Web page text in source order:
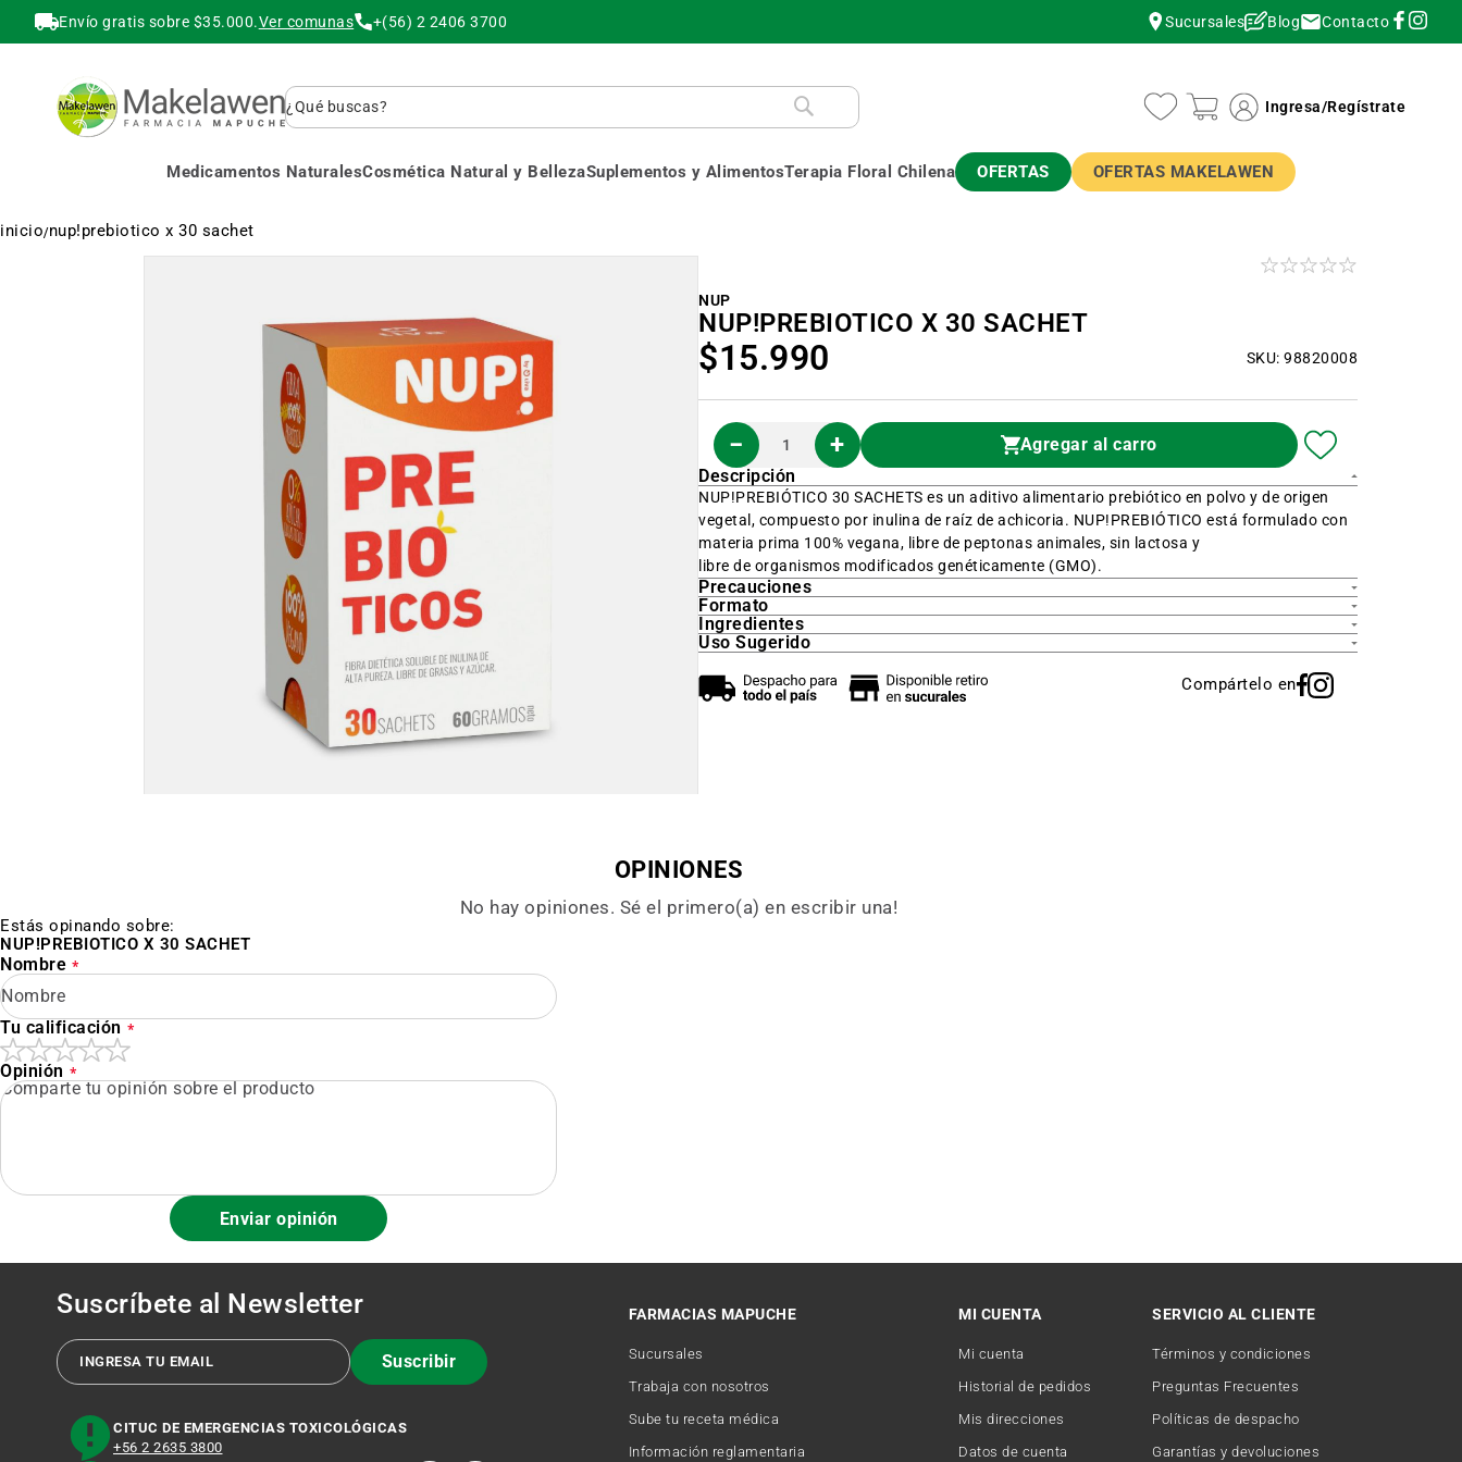
Envío gratis sobre $35.000.Ver comunas +(56) 2 2406 3700 Sucursales Blog Contacto
Buscar
Ingresa/Regístrate
Medicamentos NaturalesCosmética Natural y BellezaSuplementos y AlimentosTerapia Floral Chilena OFERTAS OFERTAS MAKELAWEN
inicio nup!prebiotico x 30 sachet
NUP
$15.990 SKU: 98820008
NUP!PREBIOTICO X 30 SACHET
Agregar al carro
Descripción
NUP!PREBIÓTICO 30 SACHETS es un aditivo alimentario prebiótico en polvo y de origen
vegetal, compuesto por inulina de raíz de achicoria. NUP!PREBIÓTICO está formulado con
materia prima 100% vegana, libre de peptonas animales, sin lactosa y
libre de organismos modificados genéticamente (GMO).
Precauciones
Formato
Ingredientes
Uso Sugerido
Compártelo en
OPINIONES
No hay opiniones. Sé el primero(a) en escribir una!
Estás opinando sobre:
NUP!PREBIOTICO X 30 SACHET
Nombre
Tu calificación
Opinión
Enviar opinión
Suscríbete al Newsletter
Suscribir
CITUC DE EMERGENCIAS TOXICOLÓGICAS
+56 2 2635 3800
FARMACIAS MAPUCHE
Sucursales
Trabaja con nosotros
Sube tu receta médica
Información reglamentaria
MI CUENTA
Mi cuenta
Historial de pedidos
Mis direcciones
Datos de cuenta
SERVICIO AL CLIENTE
Términos y condiciones
Preguntas Frecuentes
Políticas de despacho
Garantías y devoluciones